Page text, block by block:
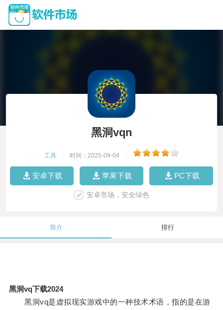
黑洞vqn
工具 时间：2025-09-04
安卓下载 苹果下载 PC下载
安卓市场，安全绿色
简介 排行
黑洞vq下载2024
黑洞vq是虚拟现实游戏中的一种技术术语，指的是在游